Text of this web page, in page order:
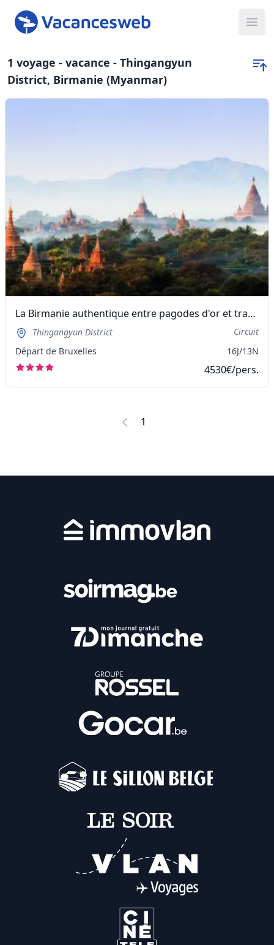
1 voyage - vacance - Thingangyun
District, Birmanie (Myanmar)
La Birmanie authentique entre pagodes d'or et traditions millénaires
Thingangyun District
Circuit
Départ de Bruxelles
16J/13N
4530€/pers.
1